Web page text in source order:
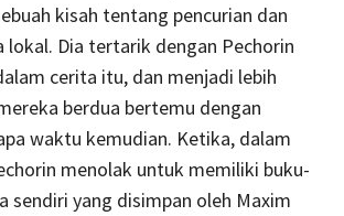
kisah tentang pencurian dan
lokal. Dia tertarik dengan Pechorin
cerita itu, dan menjadi lebih
berdua bertemu dengan
waktu kemudian. Ketika, dalam
menolak untuk memiliki buku-
sendiri yang disimpan oleh Maxim